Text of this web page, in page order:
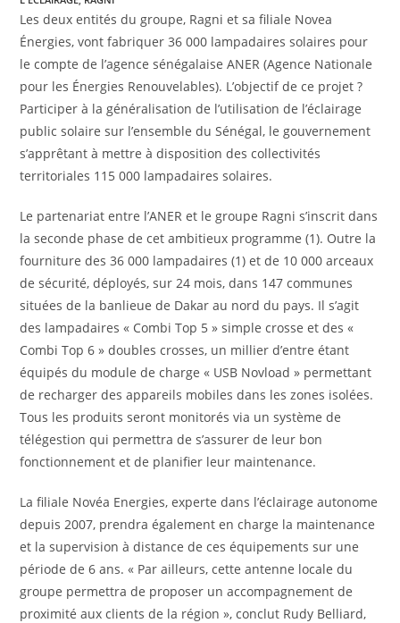
Les deux entités du groupe, Ragni et sa filiale Novea
Énergies, vont fabriquer 36 000 lampadaires solaires pour
le compte de l’agence sénégalaise ANER (Agence Nationale
pour les Énergies Renouvelables). L’objectif de ce projet ?
Participer à la généralisation de l’utilisation de l’éclairage
public solaire sur l’ensemble du Sénégal, le gouvernement
s’apprêtant à mettre à disposition des collectivités
territoriales 115 000 lampadaires solaires.
Le partenariat entre l’ANER et le groupe Ragni s’inscrit dans
la seconde phase de cet ambitieux programme (1). Outre la
fourniture des 36 000 lampadaires (1) et de 10 000 arceaux
de sécurité, déployés, sur 24 mois, dans 147 communes
situées de la banlieue de Dakar au nord du pays. Il s’agit
des lampadaires « Combi Top 5 » simple crosse et des «
Combi Top 6 » doubles crosses, un millier d’entre étant
équipés du module de charge « USB Novload » permettant
de recharger des appareils mobiles dans les zones isolées.
Tous les produits seront monitorés via un système de
télégestion qui permettra de s’assurer de leur bon
fonctionnement et de planifier leur maintenance.
La filiale Novéa Energies, experte dans l’éclairage autonome
depuis 2007, prendra également en charge la maintenance
et la supervision à distance de ces équipements sur une
période de 6 ans. « Par ailleurs, cette antenne locale du
groupe permettra de proposer un accompagnement de
proximité aux clients de la région », conclut Rudy Belliard,